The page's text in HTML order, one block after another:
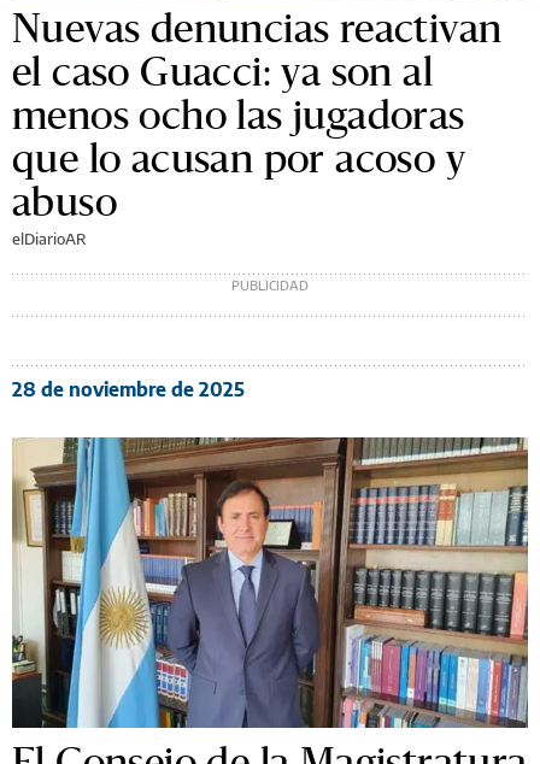
Nuevas denuncias reactivan
el caso Guacci: ya son al
menos ocho las jugadoras
que lo acusan por acoso y
abuso
elDiarioAR
28 de noviembre de 2025